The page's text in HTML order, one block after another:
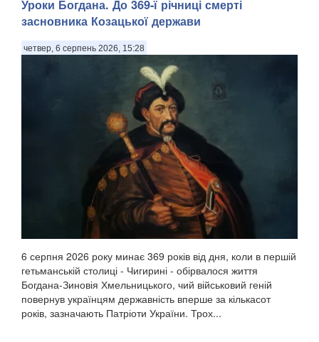
Уроки Богдана. До 369-ї річниці смерті
засновника Козацької держави
четвер, 6 серпень 2026, 15:28
6 серпня 2026 року минає 369 років від дня, коли в першій
гетьманській столиці - Чигирині - обірвалося життя
Богдана-Зиновія Хмельницького, чий військовий геній
повернув українцям державність вперше за кількасот
років, зазначають Патріоти України. Трох...